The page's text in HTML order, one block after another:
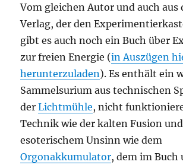
Vom gleichen Autor und auch aus
Verlag, der den
gibt es auch noch ein Buch über
zur freien Energie (in Auszügen
herunterzuladen). Es enthält ein
Sammelsurium aus technischen
derLichtmühle, nicht
Technik wie der kalten Fusion und
esoterischem Unsinn wie dem
Orgonakkumulator, dem im Buch